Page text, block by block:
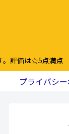
。評価は☆5点満点
プライバシ